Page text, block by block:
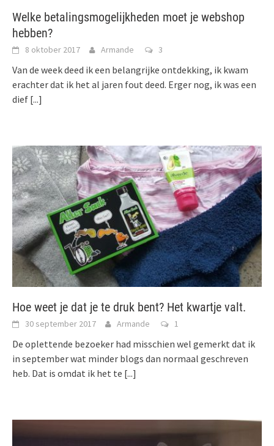
Welke betalingsmogelijkheden moet je webshop
hebben?
8 oktober 2017 Armande 3
Van de week deed ik een belangrijke ontdekking, ik kwam
erachter dat ik het al jaren fout deed. Erger nog, ik was een
dief [...]
Hoe weet je dat je te druk bent? Het kwartje valt.
30 september 2017 Armande 1
De oplettende bezoeker had misschien wel gemerkt dat ik
in september wat minder blogs dan normaal geschreven
heb. Dat is omdat ik het te [...]